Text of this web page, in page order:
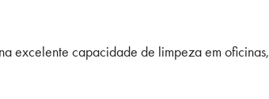
excelente capacidade de limpeza em oficinas,